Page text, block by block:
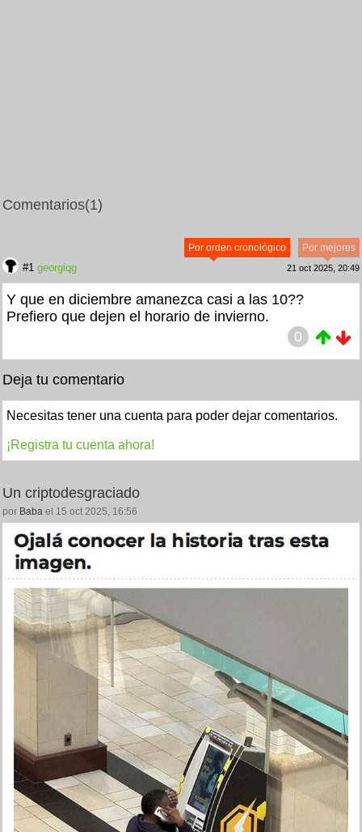
Comentarios(1)
Por mejores
Por orden cronológico
#1 georgiqg 21 oct 2025, 20:49
Y que en diciembre amanezca casi a las 10??
Prefiero que dejen el horario de invierno.
0
Deja tu comentario
Necesitas tener una cuenta para poder dejar comentarios.
¡Registra tu cuenta ahora!
Un criptodesgraciado
por Baba el 15 oct 2025, 16:56